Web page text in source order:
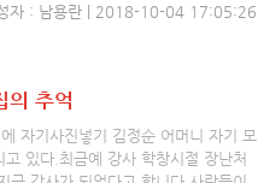
자 : 남용란 | 2018-10-04 17:05:26
의 추억
자기사진넣기 김정순 어머니 자기 모
고 있다.최금예 강사 학창시절 장난처